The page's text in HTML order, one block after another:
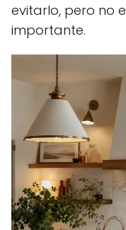
evitarlo, pero no
importante.